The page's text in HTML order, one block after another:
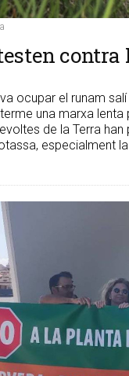
contra
ocupar el runam
una marxa
de la Terra
especialment